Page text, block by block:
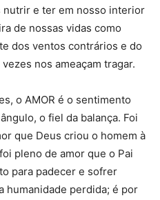
nutrir e ter em nosso interior
de nossas vidas como
dos ventos contrários e do
nos ameaçam tragar.
o AMOR é o sentimento
o fiel da balança. Foi
que Deus criou o homem à
pleno de amor que o Pai
para padecer e sofrer
humanidade perdida; é por